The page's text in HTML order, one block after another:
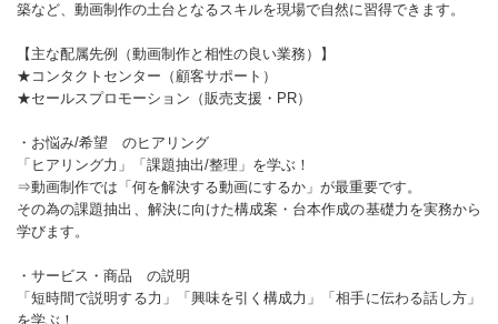
築など、動画制作の土台となるスキルを現場で自然に習得できます。
【主な配属先例（動画制作と相性の良い業務）】
★コンタクトセンター（顧客サポート）
★セールスプロモーション（販売支援・PR）
・お悩み/希望 のヒアリング
「ヒアリング力」「課題抽出/整理」を学ぶ！
⇒動画制作では「何を解決する動画にするか」が最重要です。
その為の課題抽出、解決に向けた構成案・台本作成の基礎力を実務から
学びます。
・サービス・商品 の説明
「短時間で説明する力」「興味を引く構成力」「相手に伝わる話し方」
を学ぶ！